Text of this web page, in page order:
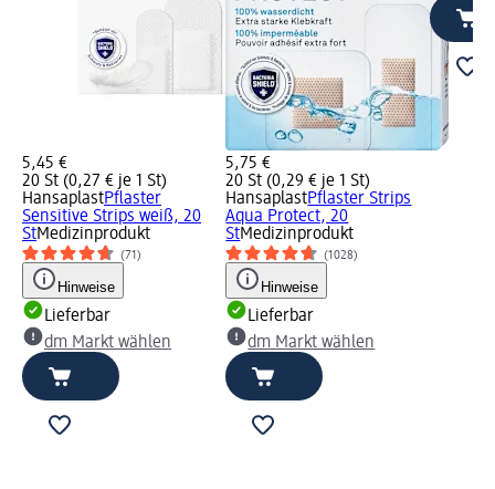
5,45 €
20 St (0,27 € je 1 St)
HansaplastPflaster
Sensitive Strips weiß, 20
StMedizinprodukt
(71)
Hinweise
Lieferbar
dm Markt wählen
5,75 €
20 St (0,29 € je 1 St)
HansaplastPflaster Strips
Aqua Protect, 20
StMedizinprodukt
(1028)
Hinweise
Lieferbar
dm Markt wählen